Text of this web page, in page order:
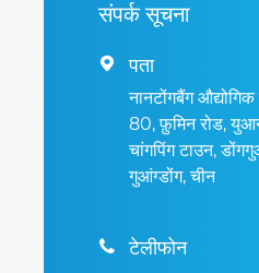
संपर्क सूचना
 पता
नानटोंगबैंग औद्योगिक
80, फ़ुमिन रोड,
चांगपिंग टाउन,
गुआंग्डोंग, चीन
 टेलीफोन